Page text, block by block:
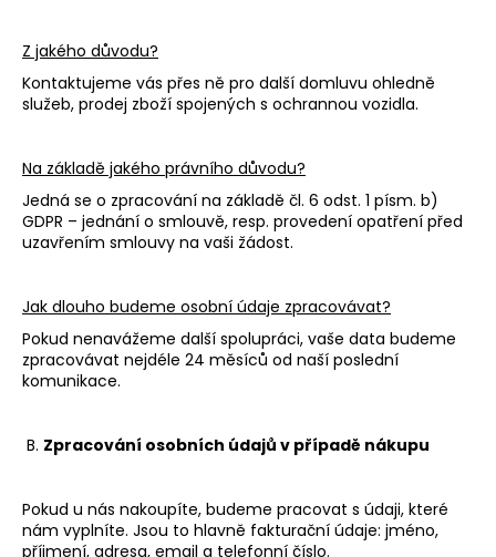
Z jakého důvodu?
Kontaktujeme vás přes ně pro další domluvu ohledně
služeb, prodej zboží spojených s ochrannou vozidla.
Na základě jakého právního důvodu?
Jedná se o zpracování na základě čl. 6 odst. 1 písm. b)
GDPR – jednání o smlouvě, resp. provedení opatření před
uzavřením smlouvy na vaši žádost.
Jak dlouho budeme osobní údaje zpracovávat?
Pokud nenavážeme další spolupráci, vaše data budeme
zpracovávat nejdéle 24 měsíců od naší poslední
komunikace.
B. Zpracování osobních údajů v případě nákupu
Pokud u nás nakoupíte, budeme pracovat s údaji, které
nám vyplníte. Jsou to hlavně fakturační údaje: jméno,
příjmení, adresa, email a telefonní číslo.
D
o
o
r
u
č
e
m
e